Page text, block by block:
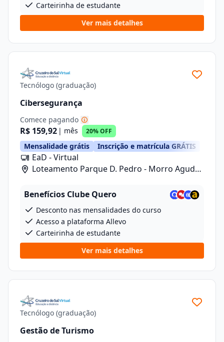
Carteirinha de estudante
Ver mais detalhes
Tecnólogo (graduação)
Cibersegurança
Comece pagando
R$ 159,92 | mês 20% OFF
Mensalidade grátis Inscrição e matrícula GRÁTIS
EaD - Virtual
Loteamento Parque D. Pedro - Morro Agudo/
Benefícios Clube Quero
Desconto nas mensalidades do curso
Acesso a plataforma Allevo
Carteirinha de estudante
Ver mais detalhes
Tecnólogo (graduação)
Gestão de Turismo